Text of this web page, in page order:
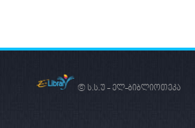
© ს.ს.უ - ელ-ბიბლიოთეკა